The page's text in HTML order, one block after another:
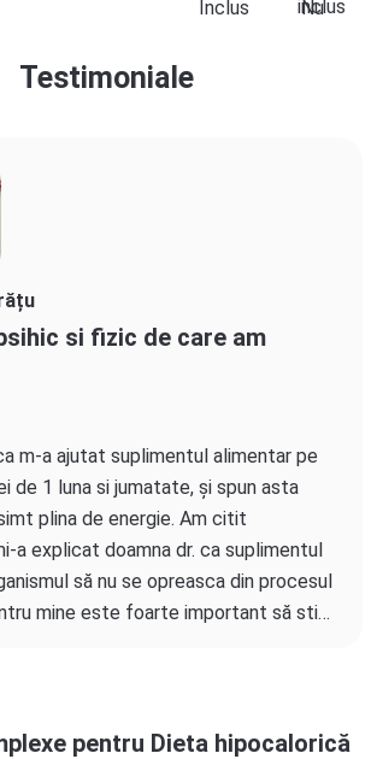
Testimoniale
si fizic de care am
m-a ajutat suplimentul alimentar pe
de 1 luna si jumatate, și spun asta
plina de energie. Am citit
a explicat doamna dr. ca suplimentul
să nu se opreasca din procesul
mine este foarte important să stiu
pentru Dieta hipocalorică